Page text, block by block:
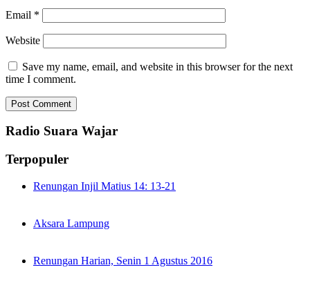
Email *
Website
Save my name, email, and website in this browser for the next
time I comment.
Radio Suara Wajar
Terpopuler
Renungan Injil Matius 14: 13-21
Aksara Lampung
Renungan Harian, Senin 1 Agustus 2016